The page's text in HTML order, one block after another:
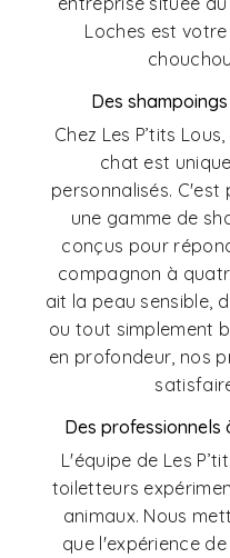
Loches est
Des
Chez Les P’tits
chat est
personnalisés.
une gamme de
conçus pour
compagnon à
ait la peau sensible,
ou tout simplement
en profondeur, nos
Des professionnels
L'équipe de Les
toiletteurs
animaux. Nous
que l'expérience